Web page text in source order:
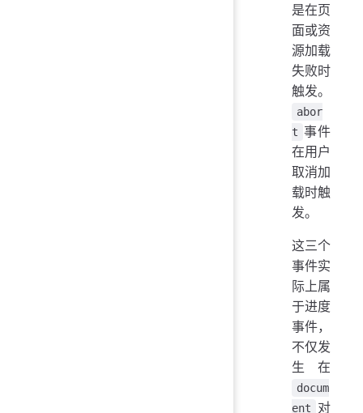
是在页
面或资
源加载
失败时
触发。
abor
t 事件
在用户
取消加
载时触
发。
这三个
事件实
际上属
于进度
事件，
不仅发
生在
docum
ent
对